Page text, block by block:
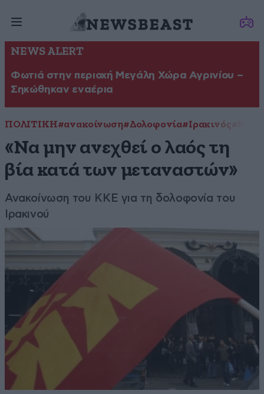
NEWS ALERT
Φωτιά στην περιοχή Μεγάλη Χώρα Αγρινίου –
Σηκώθηκαν εναέρια
ΠΟΛΙΤΙΚΗ#ανακοίνωση#Δολοφονία#Ιρακινός
«Να μην ανεχθεί ο λαός τη
βία κατά των μεταναστών»
Ανακοίνωση του ΚΚΕ για τη δολοφονία του
Ιρακινού